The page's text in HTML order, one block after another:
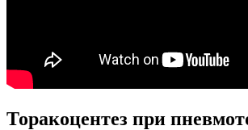
Торакоцентез при